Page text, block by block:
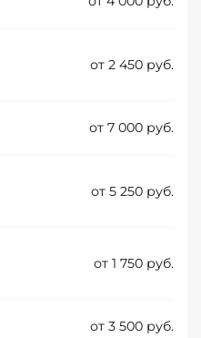
от 2 450 руб.
от 7 000 руб.
от 5 250 руб.
от 1 750 руб.
от 3 500 руб.